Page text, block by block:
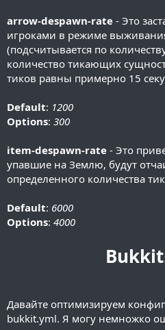
arrow-despawn-rate - Это
игроками в режиме
(подсчитывается по
количество тикающих
тиков равны примерно 15
Default: 1200
Options: 300
item-despawn-rate - Это
упавшие на Землю, будут
определенного количества
Default: 6000
Options: 4000
Давайте оптимизируем
bukkit.yml. Я могу немножко